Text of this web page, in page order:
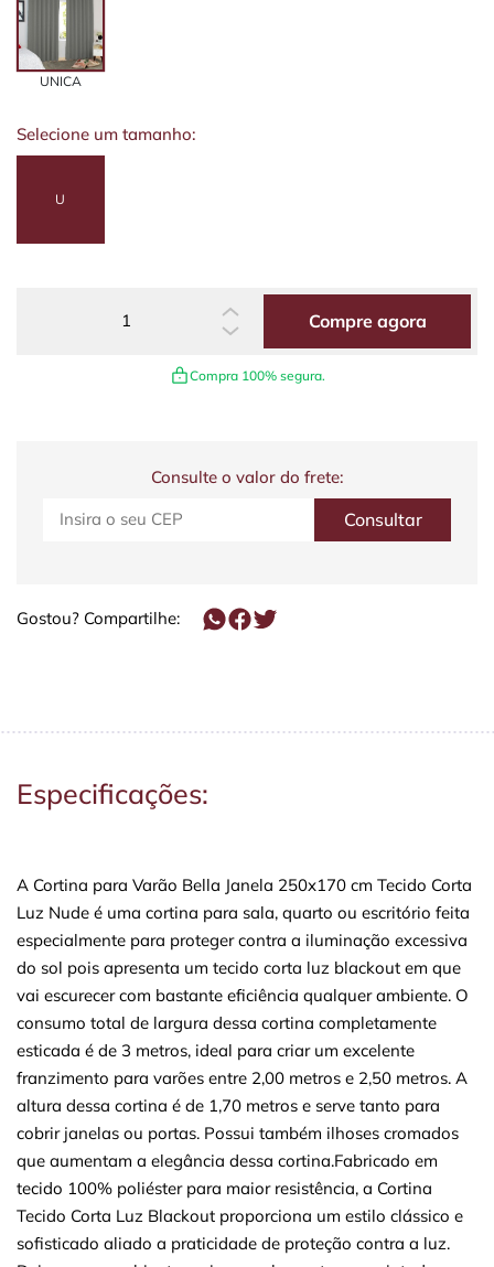
UNICA
Selecione um tamanho:
U
Compre agora
Compra 100% segura.
Consulte o valor do frete:
Gostou? Compartilhe:
Especificações:
A Cortina para Varão Bella Janela 250x170 cm Tecido Corta
Luz Nude é uma cortina para sala, quarto ou escritório feita
especialmente para proteger contra a iluminação excessiva
do sol pois apresenta um tecido corta luz blackout em que
vai escurecer com bastante eficiência qualquer ambiente. O
consumo total de largura dessa cortina completamente
esticada é de 3 metros, ideal para criar um excelente
franzimento para varões entre 2,00 metros e 2,50 metros. A
altura dessa cortina é de 1,70 metros e serve tanto para
cobrir janelas ou portas. Possui também ilhoses cromados
que aumentam a elegância dessa cortina.Fabricado em
tecido 100% poliéster para maior resistência, a Cortina
Tecido Corta Luz Blackout proporciona um estilo clássico e
sofisticado aliado a praticidade de proteção contra a luz.